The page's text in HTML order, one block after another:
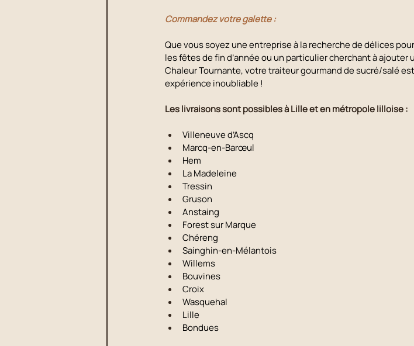
Commandez votre galette :
Que vous soyez une entreprise à la recherche de délices
les fêtes de fin d’année ou un particulier cherchant à
Chaleur Tournante, votre traiteur gourmand de sucré/salé
expérience inoubliable !
Les livraisons sont possibles à Lille et en métropole lilloise :
Villeneuve d’Ascq
Marcq-en-Barœul
Hem
La Madeleine
Tressin
Gruson
Anstaing
Forest sur Marque
Chéreng
Sainghin-en-Mélantois
Willems
Bouvines
Croix
Wasquehal
Lille
Bondues